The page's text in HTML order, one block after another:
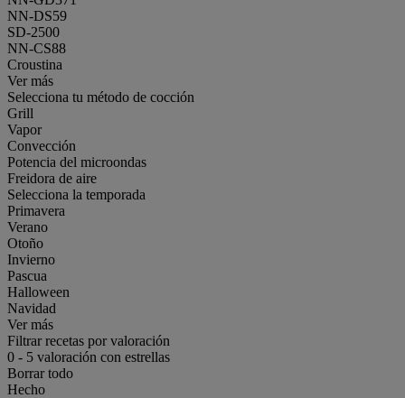
NN-DS59
SD-2500
NN-CS88
Croustina
Ver más
Selecciona tu método de cocción
Grill
Vapor
Convección
Potencia del microondas
Freidora de aire
Selecciona la temporada
Primavera
Verano
Otoño
Invierno
Pascua
Halloween
Navidad
Ver más
Filtrar recetas por valoración
0 - 5 valoración con estrellas
Borrar todo
Hecho